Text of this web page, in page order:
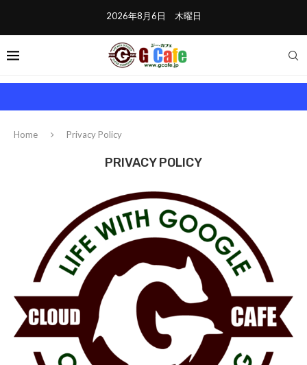
2026年8月6日 木曜日
Home Privacy Policy
PRIVACY POLICY